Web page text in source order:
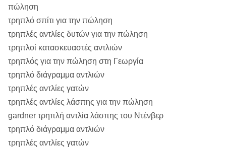
πώληση
τρηπλό σπίτι για την πώληση
τρηπλές αντλίες δυτών για την πώληση
τρηπλοί κατασκευαστές αντλιών
τρηπλός για την πώληση στη Γεωργία
τρηπλό διάγραμμα αντλιών
τρηπλές αντλίες γατών
τρηπλές αντλίες λάσπης για την πώληση
gardner τρηπλή αντλία λάσπης του Ντένβερ
τρηπλό διάγραμμα αντλιών
τρηπλές αντλίες γατών